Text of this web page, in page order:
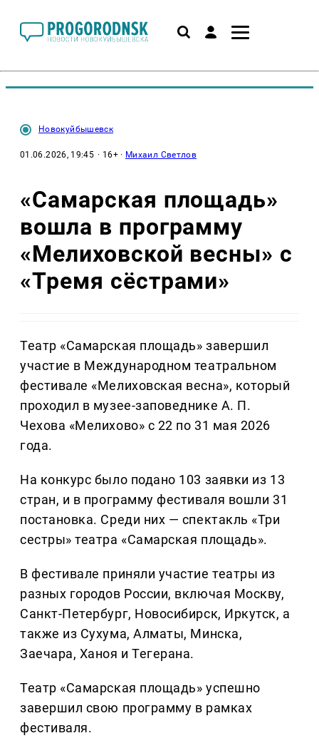
Новокуйбышевск
01.06.2026, 19:45 · 16+ · Михаил Светлов
«Самарская площадь»
вошла в программу
«Мелиховской весны» с
«Тремя сёстрами»
Театр «Самарская площадь» завершил
участие в Международном театральном
фестивале «Мелиховская весна», который
проходил в музее-заповеднике А. П.
Чехова «Мелихово» с 22 по 31 мая 2026
года.
На конкурс было подано 103 заявки из 13
стран, и в программу фестиваля вошли 31
постановка. Среди них — спектакль «Три
сестры» театра «Самарская площадь».
В фестивале приняли участие театры из
разных городов России, включая Москву,
Санкт-Петербург, Новосибирск, Иркутск, а
также из Сухума, Алматы, Минска,
Заечара, Ханоя и Тегерана.
Театр «Самарская площадь» успешно
завершил свою программу в рамках
фестиваля.